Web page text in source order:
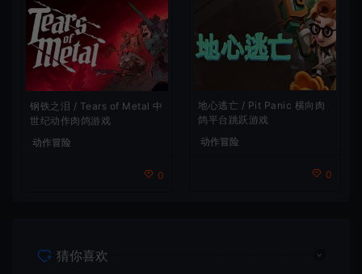
钢铁之泪 / Tears of Metal 中
世纪动作肉鸽游戏
动作冒险
0
地心逃亡 / Pit Panic 横向肉
鸽平台跳跃游戏
动作冒险
0
猜你喜欢